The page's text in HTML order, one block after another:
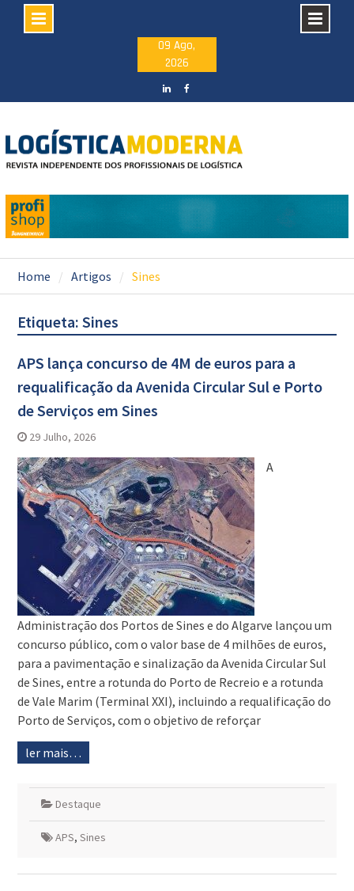
09 Ago,
2026
Home Artigos Sines
Etiqueta: Sines
APS lança concurso de 4M de euros para a
requalificação da Avenida Circular Sul e Porto
de Serviços em Sines
29 Julho, 2026
A
Administração dos Portos de Sines e do Algarve lançou um
concurso público, com o valor base de 4 milhões de euros,
para a pavimentação e sinalização da Avenida Circular Sul
de Sines, entre a rotunda do Porto de Recreio e a rotunda
de Vale Marim (Terminal XXI), incluindo a requalificação do
Porto de Serviços, com o objetivo de reforçar
ler mais…
Destaque
APS, Sines